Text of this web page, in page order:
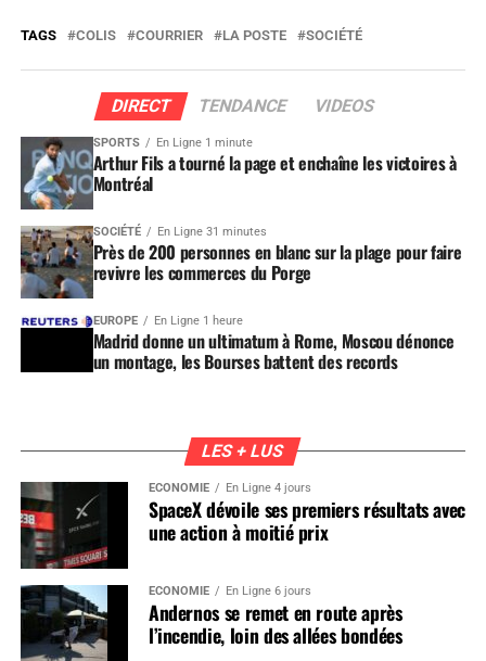
TAGS COLIS COURRIER LA POSTE SOCIÉTÉ
DIRECT TENDANCE VIDEOS
SPORTS En Ligne 1 minute
Arthur Fils a tourné la page et enchaîne les victoires à
Montréal
SOCIÉTÉ En Ligne 31 minutes
Près de 200 personnes en blanc sur la plage pour faire
revivre les commerces du Porge
EUROPE En Ligne 1 heure
Madrid donne un ultimatum à Rome, Moscou dénonce
un montage, les Bourses battent des records
LES + LUS
ÉCONOMIE En Ligne 4 jours
SpaceX dévoile ses premiers résultats avec
une action à moitié prix
ÉCONOMIE En Ligne 6 jours
Andernos se remet en route après
l’incendie, loin des allées bondées